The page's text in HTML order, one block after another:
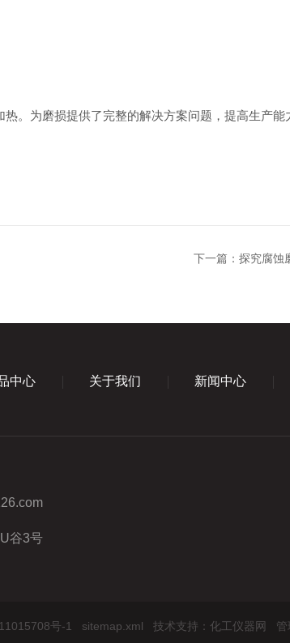
为磨损提供了完整的解决方案问题，提高生产能
下一篇： 探究腐蚀
中心 关于我们 新闻中心
谷3号
号-1 sitemap.xml 技术支持： 化工仪器网